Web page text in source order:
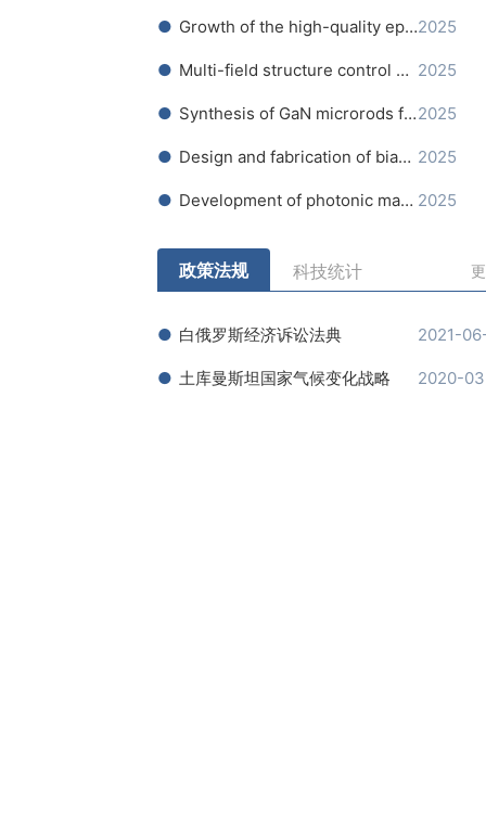
Growth of the high-quality epitaxial layers of transparent conducting oxides - ultrawide-bandgap semiconductors of p-type conductivity - for application in pn-heterojunctions with gallium oxide.2025
Multi-field structure control of neuromorphic chalcogenide phase change films and devices 2025
Synthesis of GaN microrods for applications in optoelectronics2025
Design and fabrication of bianisotropic metasurfaces based on nanoparticles of transition metal dichalcogenides 2025
Development of photonic materials based on nanoporous germanium formed by implantation of metal ions 2025
政策法规 科技统计
白俄罗斯经济诉讼法典 2021-
土库曼斯坦国家气候变化战略 2020-